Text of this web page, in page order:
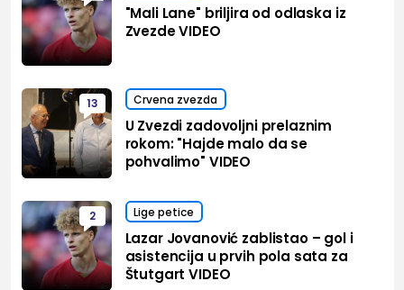
"Mali Lane" briljira od odlaska iz
Zvezde VIDEO
13 Crvena zvezda
U Zvezdi zadovoljni prelaznim
rokom: "Hajde malo da se
pohvalimo" VIDEO
2 Lige petice
Lazar Jovanović zablistao – gol i
asistencija u prvih pola sata za
Štutgart VIDEO